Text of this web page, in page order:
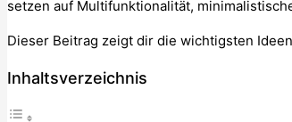
setzen auf Multifunktionalität,
Dieser Beitrag zeigt dir die wichtigsten
Inhaltsverzeichnis